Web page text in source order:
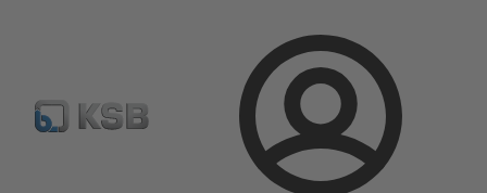
登
录
备件搜索 产品选型